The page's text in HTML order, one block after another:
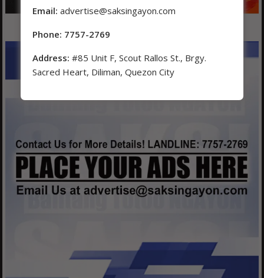
Email: advertise@saksingayon.com
Phone: 7757-2769
Address: #85 Unit F, Scout Rallos St., Brgy.
Sacred Heart, Diliman, Quezon City